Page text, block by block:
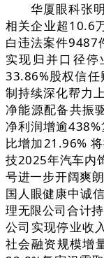
华厦眼科张明
相关企业超10.6
白违法案件9487
实现归并口径
33.86%股权信
制持续深化帮力
净能源配备共振
净利润增逾
比增加21.96%
技2025年汽车内
号进一步开阔爽
国人眼健康中诚
理无限公司合计
公司实现停业收
社会融资规模增